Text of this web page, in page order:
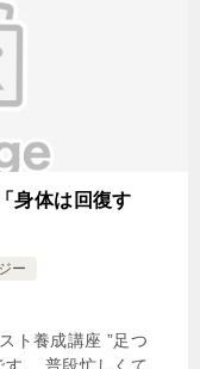
身体は回復す
ー
ト養成講座 ”足つ